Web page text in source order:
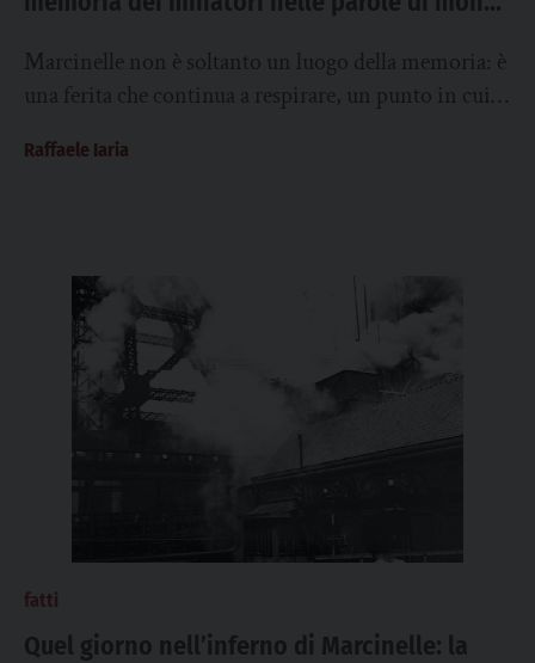
Marcinelle non è soltanto un luogo della memoria: è
una ferita che continua a respirare, un punto in cui la
Raffaele Iaria
fatti
Quel giorno nell’inferno di Marcinelle: la